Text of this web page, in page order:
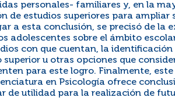
personales- familiares y, en la
de estudios superiores para ampliar
a esta conclusión, se precisó de la
adolescentes sobre el ámbito
con que cuentan, la identificación
u otras opciones que
para este logro. Finalmente,
en Psicología ofrece
de utilidad para la realización de